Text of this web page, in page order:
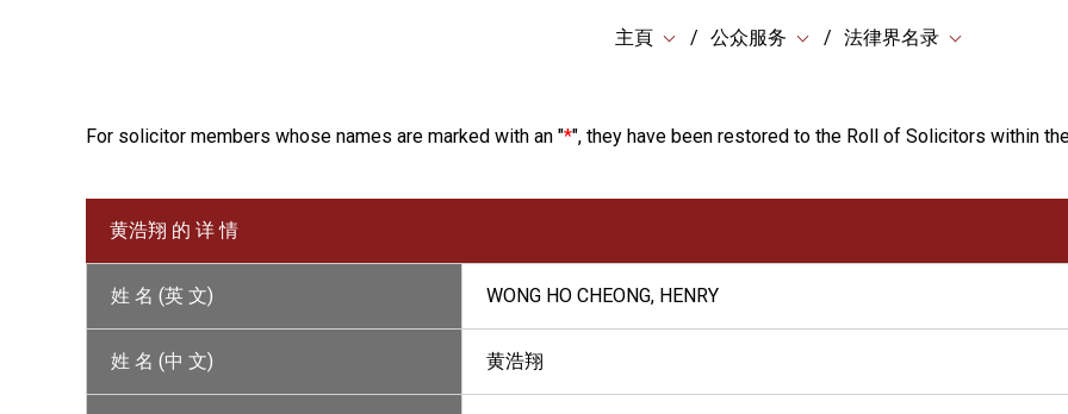
主頁 公众服务 法律界名录
For solicitor members whose names are marked with an "*", they have been restored to the Roll of Solicitors within
黄浩翔 的 详 情
姓 名 (英 文) WONG HO CHEONG, HENRY
姓 名 (中 文) 黄浩翔